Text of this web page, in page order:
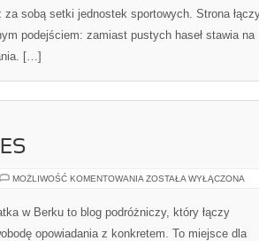
za sobą setki jednostek sportowych. Strona
podejściem: zamiast pustych haseł stawia na
[…]
MOŻLIWOŚĆ KOMENTOWANIA GRECJA
ANGELES
ZOSTAŁA WYŁĄCZONA
w Berku to blog podróżniczy, który łączy
opowiadania z konkretem. To miejsce dla